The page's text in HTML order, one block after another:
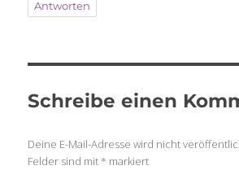
Antworten
Schreibe einen
Deine E-Mail-Adresse wird nicht
Felder sind mit * markiert